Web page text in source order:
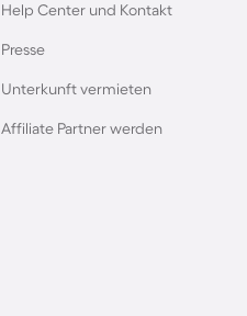
Help Center und Kontakt
Presse
Unterkunft vermieten
Affiliate Partner werden